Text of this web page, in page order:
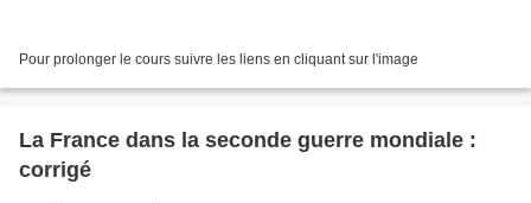
Pour prolonger le cours suivre les liens en cliquant sur l'image
La France dans la seconde guerre mondiale :
corrigé